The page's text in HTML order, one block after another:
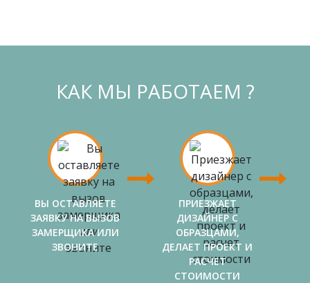
КАК МЫ РАБОТАЕМ ?
ВЫ ОСТАВЛЯЕТЕ
ЗАЯВКУ НА ВЫЗОВ
ЗАМЕРЩИКА ИЛИ
ЗВОНИТЕ
ПРИЕЗЖАЕТ
ДИЗАЙНЕР С
ОБРАЗЦАМИ,
ДЕЛАЕТ ПРОЕКТ И
РАСЧЕТ
СТОИМОСТИ